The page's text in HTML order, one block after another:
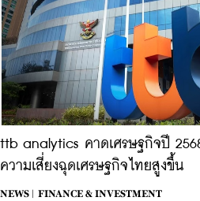
ttb analytics คาดเศรษฐกิจปี
ความเสี่ยงฉุดเศรษฐกิจไทยสูงขึ้น
NEWS |
FINANCE & INVESTMENT